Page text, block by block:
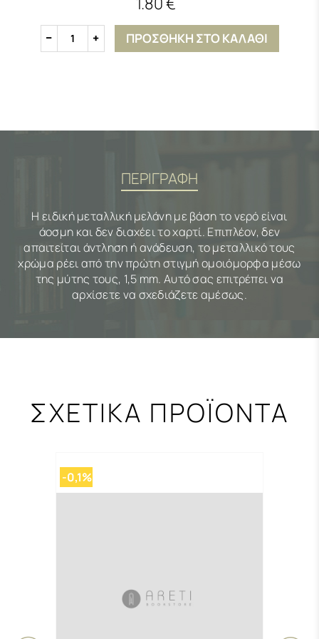
1 ΠΡΟΣΘΗΚΗ ΣΤΟ ΚΑΛΑΘΙ
ΠΕΡΙΓΡΑΦΗ
Η ειδική μεταλλική μελάνη με βάση το νερό είναι
άοσμη και δεν διαχέει το χαρτί. Επιπλέον, δεν
απαιτείται άντληση ή ανάδευση, το μεταλλικό τους
χρώμα ρέει από την πρώτη στιγμή ομοιόμορφα μέσω
της μύτης τους, 1,5 mm. Αυτό σας επιτρέπει να
αρχίσετε να σχεδιάζετε αμέσως.
ΣΧΕΤΙΚΑ ΠΡΟΪΟΝΤΑ
-0,1%